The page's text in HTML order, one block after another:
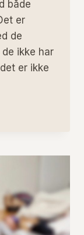
både
er
de
ikke har
er ikke